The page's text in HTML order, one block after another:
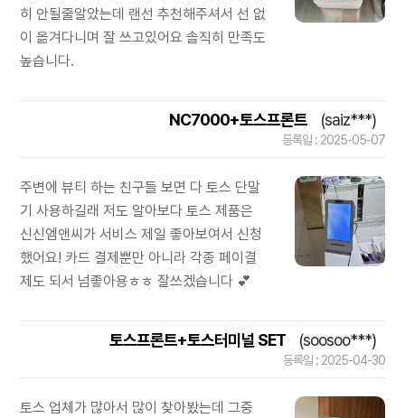
히 안될줄알았는데 랜선 추천해주셔서 선 없
이 옮겨다니며 잘 쓰고있어요 솔직히 만족도
높습니다.
NC7000+토스프론트 (saiz***)
등록일 : 2025-05-07
주변에 뷰티 하는 친구들 보면 다 토스 단말
기 사용하길래 저도 알아보다 토스 제품은
신신엠앤씨가 서비스 제일 좋아보여서 신청
했어요! 카드 결제뿐만 아니라 각종 페이결
제도 되서 넘좋아용ㅎㅎ 잘쓰겠습니다 💕
토스프론트+토스터미널 SET (soosoo***)
등록일 : 2025-04-30
토스 업체가 많아서 많이 찾아봤는데 그중